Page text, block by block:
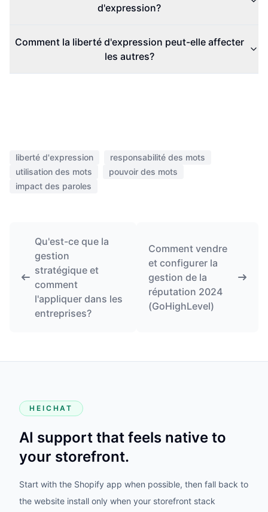
d'expression?
Comment la liberté d'expression peut-elle affecter
les autres?
liberté d'expression
responsabilité des mots
utilisation des mots
pouvoir des mots
impact des paroles
Qu'est-ce que la
gestion
stratégique et
comment
l'appliquer dans les
entreprises?
Comment vendre
et configurer la
gestion de la
réputation 2024
(GoHighLevel)
HEICHAT
AI support that feels native to
your storefront.
Start with the Shopify app when possible, then fall back to
the website install only when your storefront stack